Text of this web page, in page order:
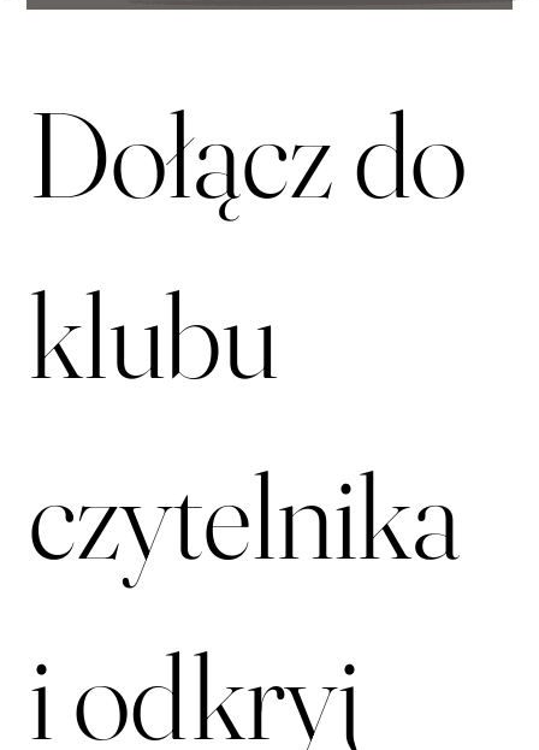
który zachwyca głosem i osobowością. Odkryj jego inspirującą
Dołącz do
klubu
czytelnika